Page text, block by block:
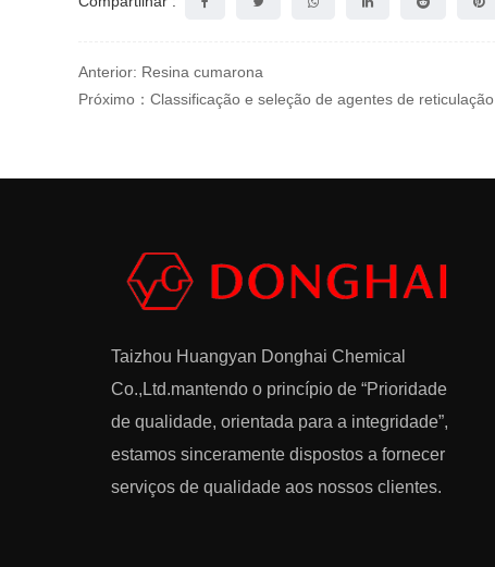
Anterior: Resina cumarona
Próximo：Classificação e seleção de agentes de reticulação
Taizhou Huangyan Donghai Chemical
Co.,Ltd.mantendo o princípio de “Prioridade
de qualidade, orientada para a integridade”,
estamos sinceramente dispostos a fornecer
serviços de qualidade aos nossos clientes.